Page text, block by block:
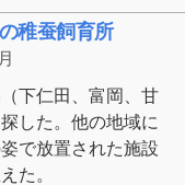
稚蚕飼育所
下仁田、富岡、甘
した。他の地域に
で放置された施設
た。